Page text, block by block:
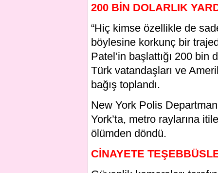
200 BİN DOLARLIK
“Hiç kimse özellikle de
böylesine korkunç bir
Patel’in başlattığı 200 bin
Türk vatandaşları ve
bağış toplandı.
New York Polis
York’ta, metro raylarına
ölümden döndü.
CİNAYETE